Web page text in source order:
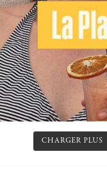
CHARGER PLUS